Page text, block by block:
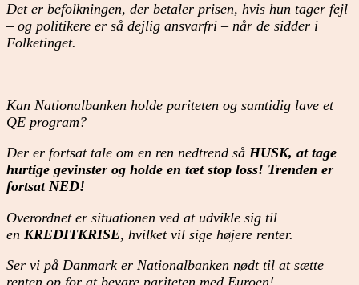
Det er befolkningen, der betaler prisen, hvis hun tager fejl
– og politikere er så dejlig ansvarfri – når de sidder i
Folketinget.
Kan Nationalbanken holde pariteten og samtidig lave et
QE program?
Der er fortsat tale om en ren nedtrend så HUSK, at tage
hurtige gevinster og holde en tæt stop loss! Trenden er
fortsat NED!
Overordnet er situationen ved at udvikle sig til
en KREDITKRISE, hvilket vil sige højere renter.
Ser vi på Danmark er Nationalbanken nødt til at sætte